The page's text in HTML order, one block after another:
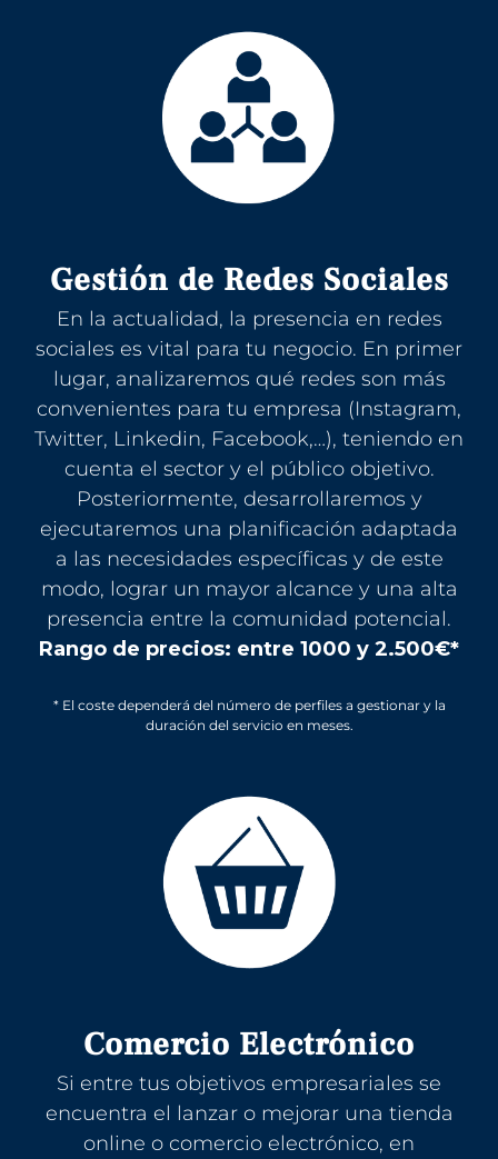
Gestión de Redes Sociales
En la actualidad, la presencia en redes
sociales es vital para tu negocio. En primer
lugar, analizaremos qué redes son más
convenientes para tu empresa (Instagram,
Twitter, Linkedin, Facebook,…), teniendo en
cuenta el sector y el público objetivo.
Posteriormente, desarrollaremos y
ejecutaremos una planificación adaptada
a las necesidades específicas y de este
modo, lograr un mayor alcance y una alta
presencia entre la comunidad potencial.
Rango de precios: entre 1000 y 2.500€*
* El coste dependerá del número de perfiles a gestionar y la
duración del servicio en meses.
Comercio Electrónico
Si entre tus objetivos empresariales se
encuentra el lanzar o mejorar una tienda
online o comercio electrónico, en